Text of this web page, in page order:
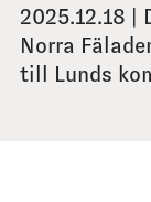
2025.12.18 |
Norra
till Lunds